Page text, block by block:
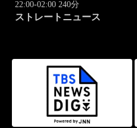
22:00-02:00 240分
ストレートニュース